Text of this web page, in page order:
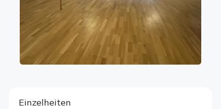
Einzelheiten